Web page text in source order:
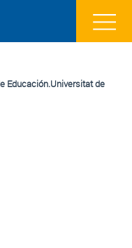
Educación.Universitat de